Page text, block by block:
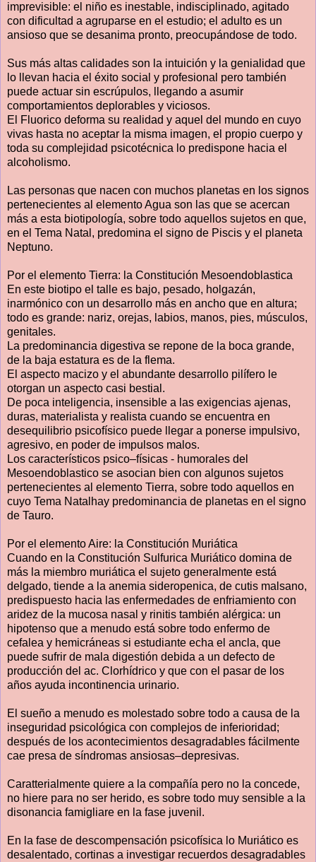
imprevisible: el niño es inestable, indisciplinado, agitado
con dificultad a agruparse en el estudio; el adulto es un
ansioso que se desanima pronto, preocupándose de todo.
Sus más altas calidades son la intuición y la genialidad que
lo llevan hacia el éxito social y profesional pero también
puede actuar sin escrúpulos, llegando a asumir
comportamientos deplorables y viciosos.
El Fluorico deforma su realidad y aquel del mundo en cuyo
vivas hasta no aceptar la misma imagen, el propio cuerpo y
toda su complejidad psicotécnica lo predispone hacia el
alcoholismo.
Las personas que nacen con muchos planetas en los signos
pertenecientes al elemento Agua son las que se acercan
más a esta biotipología, sobre todo aquellos sujetos en que,
en el Tema Natal, predomina el signo de Piscis y el planeta
Neptuno.
Por el elemento Tierra: la Constitución Mesoendoblastica
En este biotipo el talle es bajo, pesado, holgazán,
inarmónico con un desarrollo más en ancho que en altura;
todo es grande: nariz, orejas, labios, manos, pies, músculos,
genitales.
La predominancia digestiva se repone de la boca grande,
de la baja estatura es de la flema.
El aspecto macizo y el abundante desarrollo pilífero le
otorgan un aspecto casi bestial.
De poca inteligencia, insensible a las exigencias ajenas,
duras, materialista y realista cuando se encuentra en
desequilibrio psicofísico puede llegar a ponerse impulsivo,
agresivo, en poder de impulsos malos.
Los característicos psico–físicas - humorales del
Mesoendoblastico se asocian bien con algunos sujetos
pertenecientes al elemento Tierra, sobre todo aquellos en
cuyo Tema Natalhay predominancia de planetas en el signo
de Tauro.
Por el elemento Aire: la Constitución Muriática
Cuando en la Constitución Sulfurica Muriático domina de
más la miembro muriática el sujeto generalmente está
delgado, tiende a la anemia sideropenica, de cutis malsano,
predispuesto hacia las enfermedades de enfriamiento con
aridez de la mucosa nasal y rinitis también alérgica: un
hipotenso que a menudo está sobre todo enfermo de
cefalea y hemicráneas si estudiante echa el ancla, que
puede sufrir de mala digestión debida a un defecto de
producción del ac. Clorhídrico y que con el pasar de los
años ayuda incontinencia urinario.
El sueño a menudo es molestado sobre todo a causa de la
inseguridad psicológica con complejos de inferioridad;
después de los acontecimientos desagradables fácilmente
cae presa de síndromas ansiosas–depresivas.
Caratterialmente quiere a la compañía pero no la concede,
no hiere para no ser herido, es sobre todo muy sensible a la
disonancia famigliare en la fase juvenil.
En la fase de descompensación psicofísica lo Muriático es
desalentado, cortinas a investigar recuerdos desagradables